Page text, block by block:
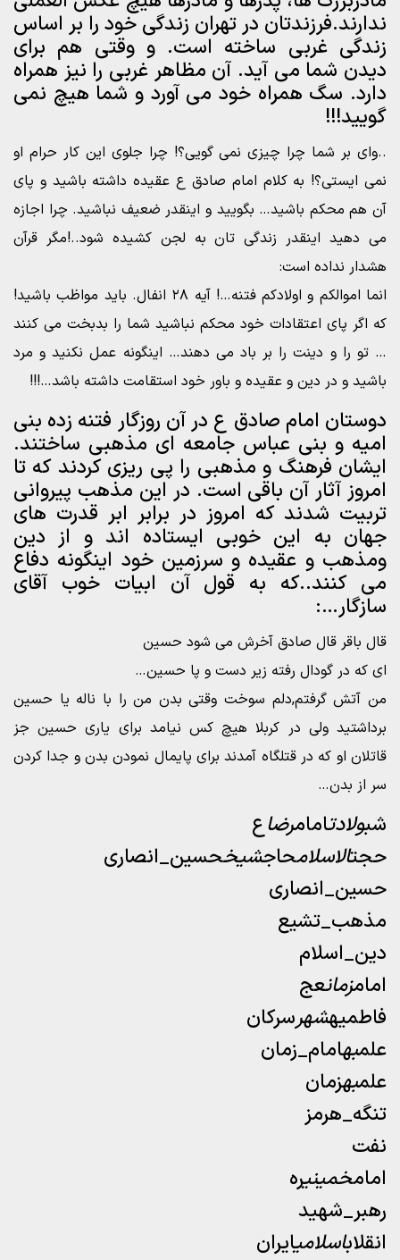
ندارند.فرزندتان در تهران زندگی خود را بر اساس
زندگی غربی ساخته است. و وقتی هم برای
دیدن شما می آید. آن مظاهر غربی را نیز همراه
دارد. سگ همراه خود می آورد و شما هیچ نمی
گویید!!!
..وای بر شما چرا چیزی نمی گویی؟! چرا جلوی این کار حرام او
نمی ایستی؟! به کلام امام صادق ع عقیده داشته باشید و پای
آن هم محکم باشید… بگویید و اینقدر ضعیف نباشید. چرا اجازه
می دهید اینقدر زندگی تان به لجن کشیده شود..!مگر قرآن
هشدار نداده است:
انما اموالکم و اولادکم فتنه…! آیه ۲۸ انفال. باید مواظب باشید!
که اگر پای اعتقادات خود محکم نباشید شما را بدبخت می کنند
… تو را و دینت را بر باد می دهند… اینگونه عمل نکنید و مرد
باشید و در دین و عقیده و باور خود استقامت داشته باشد…!!!
دوستان امام صادق ع در آن روزگار فتنه زده بنی
امیه و بنی عباس جامعه ای مذهبی ساختند.
ایشان فرهنگ و مذهبی را پی ریزی کردند که تا
امروز آثار آن باقی است. در این مذهب پیروانی
تربیت شدند که امروز در برابر ابر قدرت های
جهان به این خوبی ایستاده اند و از دین
و‌مذهب و عقیده و سرزمین خود اینگونه دفاع
می کنند..که به قول آن ابیات خوب آقای
سازگار…:
قال باقر قال صادق آخرش می شود حسین
ای که در گودال رفته زیر دست و پا حسین…
من آتش گرفتم,دلم سوخت وقتی بدن من را با ناله یا حسین
برداشتید ولی در کربلا هیچ کس نیامد برای یاری حسین جز
قاتلان او که در قتلگاه آمدند برای پایمال نمودن بدن و جدا کردن
سر از بدن…
شبولادتامامرضاع
حجتالاسلامحاجشیخحسین_انصاری
حسین_انصاری
مذهب_تشیع
دین_اسلام
امامزمانعج
فاطمیهشهرسرکان
علمبهامام_زمان
علمبهزمان
تنگه_هرمز
نفت
امامخمینیره
رهبر_شهید
انقلاباسلامیایران